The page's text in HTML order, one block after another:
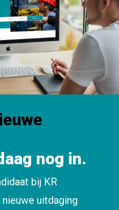
nog in.
bij KR
uitdaging